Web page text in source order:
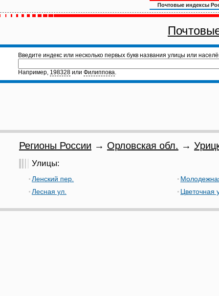
Почтовые индексы
Введите индекс или несколько первых букв названия улицы или
Например, 198328 или Филиппова.
Регионы России → Орловская обл. →
Улицы:
Ленский пер.
Лесная ул.
Цветочная